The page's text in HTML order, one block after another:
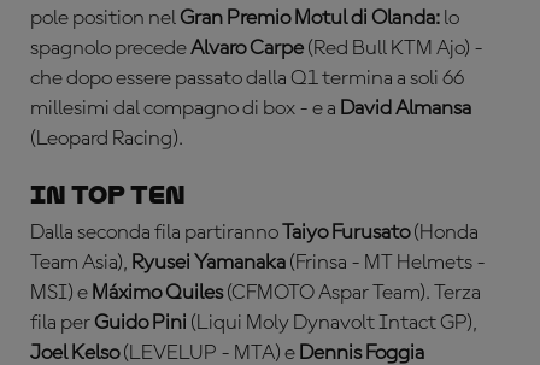
pole position nel Gran Premio Motul di Olanda: lo
spagnolo precedeAlvaro Carpe (Red Bull KTM Ajo) -
che dopo essere passato dalla Q1 termina a soli 66
millesimi dal compagno di box - e a David Almansa
(Leopard Racing).
In top ten
Dalla seconda fila partirannoTaiyo Furusato(Honda
Team Asia), Ryusei Yamanaka (Frinsa - MT Helmets -
MSI) e Máximo Quiles(CFMOTO Aspar Team). Terza
fila per Guido Pini (Liqui Moly Dynavolt Intact GP),
Joel Kelso(LEVELUP - MTA) e Dennis Foggia